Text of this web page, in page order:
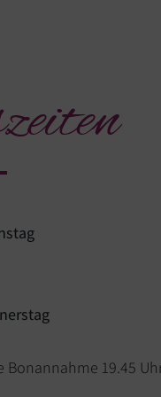
Bonannahme 19.45